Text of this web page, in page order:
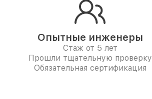
Опытные инженеры
Стаж от 5 лет
Прошли тщательную проверку
Обязательная сертификация